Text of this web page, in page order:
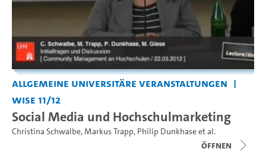
Allgemeine universitäre Veranstaltungen
WiSe 11/12
Social Media und Hochschulmarketing
Christina Schwalbe,Markus Trapp, Philip Dunkhaseet al.
Öffnen